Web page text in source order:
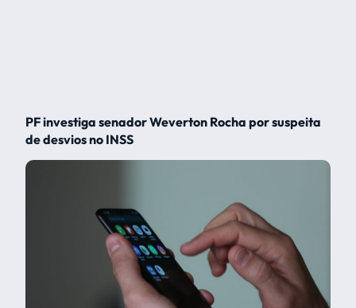
PF investiga senador Weverton Rocha por suspeita
de desvios no INSS